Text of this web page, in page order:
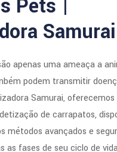
Pets |
Samurai
apenas uma ameaça a
podem transmitir
Samurai,
de carrapatos,
métodos avançados e
as fases de seu ciclo de